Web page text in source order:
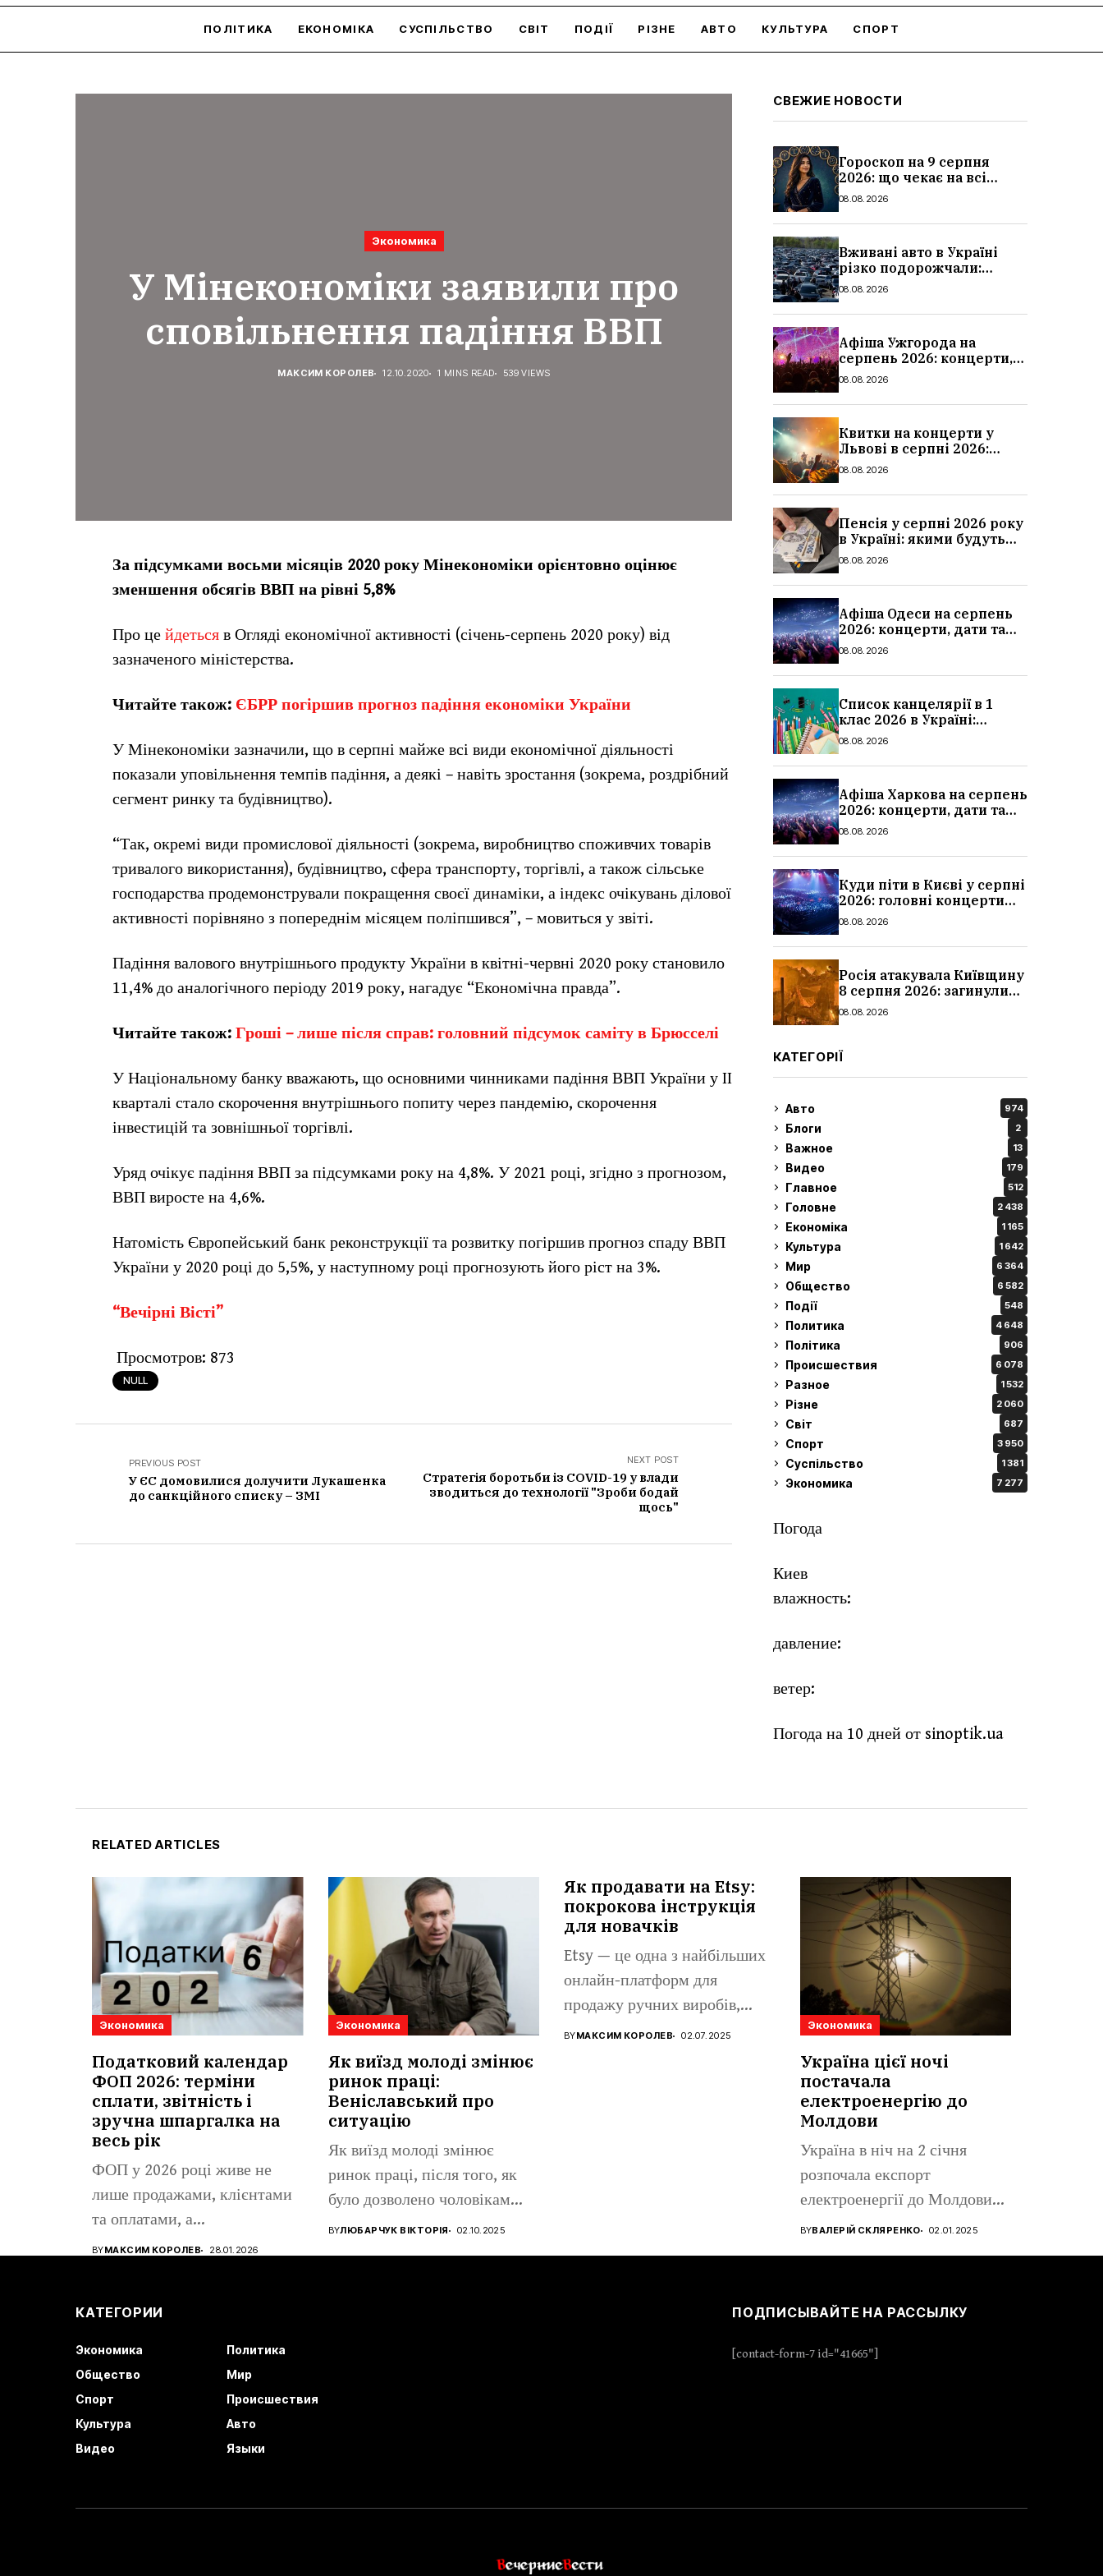
ПОЛІТИКА ЕКОНОМІКА СУСПІЛЬСТВО СВІТ ПОДІЇ РІЗНЕ АВТО КУЛЬТУРА СПОРТ
Экономика
У Мінекономіки заявили про
сповільнення падіння ВВП
МАКСИМ КОРОЛЕВ 12.10.2020 1 MINS READ 539 VIEWS
За підсумками восьми місяців 2020 року Мінекономіки орієнтовно оцінює
зменшення обсягів ВВП на рівні 5,8%
Про це йдеться в Огляді економічної активності (січень-серпень 2020 року) від
зазначеного міністерства.
Читайте також: ЄБРР погіршив прогноз падіння економіки України
У Мінекономіки зазначили, що в серпні майже всі види економічної діяльності
показали уповільнення темпів падіння, а деякі – навіть зростання (зокрема, роздрібний
сегмент ринку та будівництво).
“Так, окремі види промислової діяльності (зокрема, виробництво споживчих товарів
тривалого використання), будівництво, сфера транспорту, торгівлі, а також сільське
господарства продемонстрували покращення своєї динаміки, а індекс очікувань ділової
активності порівняно з попереднім місяцем поліпшився”, – мовиться у звіті.
Падіння валового внутрішнього продукту України в квітні-червні 2020 року становило
11,4% до аналогічного періоду 2019 року, нагадує “Економічна правда”.
Читайте також: Гроші – лише після справ: головний підсумок саміту в Брюсселі
У Національному банку вважають, що основними чинниками падіння ВВП України у II
кварталі стало скорочення внутрішнього попиту через пандемію, скорочення
інвестицій та зовнішньої торгівлі.
Уряд очікує падіння ВВП за підсумками року на 4,8%. У 2021 році, згідно з прогнозом,
ВВП виросте на 4,6%.
Натомість Європейський банк реконструкції та розвитку погіршив прогноз спаду ВВП
України у 2020 році до 5,5%, у наступному році прогнозують його ріст на 3%.
“Вечірні Вісті”
Просмотров: 873
NULL
PREVIOUS POST
У ЄС домовилися долучити Лукашенка
до санкційного списку – ЗМІ
NEXT POST
Стратегія боротьби із COVID-19 у влади
зводиться до технології "Зроби бодай
щось"
СВЕЖИЕ НОВОСТИ
Гороскоп на 9 серпня
2026: що чекає на всі
знаки зодіаку
08.08.2026
Вживані авто в Україні
різко подорожчали:
причини, які машини
08.08.2026
Афіша Ужгорода на
серпень 2026: концерти,
дати та ціни
08.08.2026
Квитки на концерти у
Львові в серпні 2026:
дати, ціни та локації
08.08.2026
Пенсія у серпні 2026 року
в Україні: якими будуть
мінімальні та
суми
08.08.2026
Афіша Одеси на серпень
2026: концерти, дати та
ціни квитків
08.08.2026
Список канцелярії в 1
клас 2026 в Україні:
повний чек-лист для
08.08.2026
Афіша Харкова на серпень
2026: концерти, дати та
ціни квитків
08.08.2026
Куди піти в Києві у серпні
2026: головні концерти
місяця, дати, артисти та
08.08.2026
Росія атакувала Київщину
8 серпня 2026: загинули
троє людей, серед них
08.08.2026
КАТЕГОРІЇ
Авто 974
Блоги 2
Важное 13
Видео 179
Главное 512
Головне 2 438
Економіка 1 165
Культура 1 642
Мир 6 364
Общество 6 582
Події 548
Политика 4 648
Політика 906
Происшествия 6 078
Разное 1 532
Різне 2 060
Світ 687
Спорт 3 950
Суспільство 1 381
Экономика 7 277
Погода
Киев
влажность:
давление:
ветер:
Погода на 10 дней от sinoptik.ua
RELATED ARTICLES
Экономика
Податковий календар
ФОП 2026: терміни
сплати, звітність і
зручна шпаргалка на
весь рік
ФОП у 2026 році живе не
лише продажами, клієнтами
та оплатами, а...
BYМАКСИМ КОРОЛЕВ 28.01.2026
Экономика
Як виїзд молоді змінює
ринок праці:
Веніславський про
ситуацію
Як виїзд молоді змінює
ринок праці, після того, як
було дозволено чоловікам...
BYЛЮБАРЧУК ВІКТОРІЯ 02.10.2025
Як продавати на Etsy:
покрокова інструкція
для новачків
Etsy — це одна з найбільших
онлайн-платформ для
продажу ручних виробів,
вінтажних...
BYМАКСИМ КОРОЛЕВ 02.07.2025
Экономика
Україна цієї ночі
постачала
електроенергію до
Молдови
Україна в ніч на 2 січня
розпочала експорт
електроенергії до Молдови
для...
BYВАЛЕРІЙ СКЛЯРЕНКО 02.01.2025
КАТЕГОРИИ
Экономика
Политика
Общество
Мир
Спорт
Происшествия
Культура
Авто
Видео
Языки
ПОДПИСЫВАЙТЕ НА РАССЫЛКУ
[contact-form-7 id="41665"]